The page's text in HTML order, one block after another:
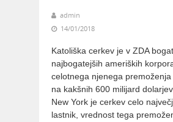
admin
14/01/2018
Katoliška cerkev je v ZDA
najbogatejših ameriških
celotnega njenega
na kakšnih 600 milijard
New York je cerkev celo
lastnik, vrednost tega